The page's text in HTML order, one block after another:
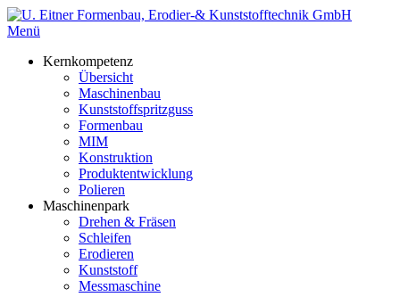
Zum
Inhalt
Menü
Kernkompetenz
Übersicht
Maschinenbau
Kunststoffspritzguss
Formenbau
MIM
Konstruktion
Produktentwicklung
Polieren
Maschinenpark
Drehen & Fräsen
Schleifen
Erodieren
Kunststoff
Messmaschine